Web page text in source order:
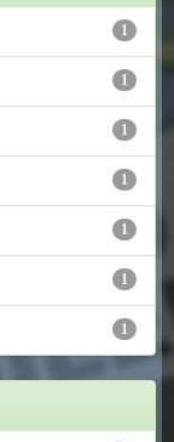
1
1
1
1
1
1
1